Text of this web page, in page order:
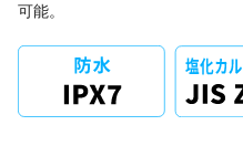
可能。